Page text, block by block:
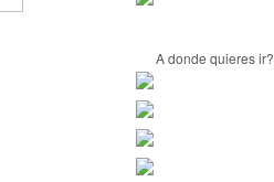
A donde quieres ir?